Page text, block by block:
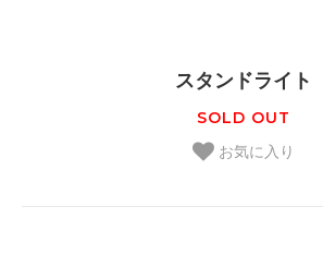
スタンドライト
SOLD OUT
お気に入り